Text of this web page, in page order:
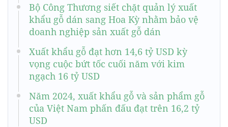
Bộ Công Thương siết chặt quản lý xuất
khẩu gỗ dán sang Hoa Kỳ nhằm bảo vệ
doanh nghiệp sản xuất gỗ dán
Xuất khẩu gỗ đạt hơn 14,6 tỷ USD kỳ
vọng cuộc bứt tốc cuối năm với kim
ngạch 16 tỷ USD
Năm 2024, xuất khẩu gỗ và sản phẩm gỗ
của Việt Nam phấn đấu đạt trên 16,2 tỷ
USD